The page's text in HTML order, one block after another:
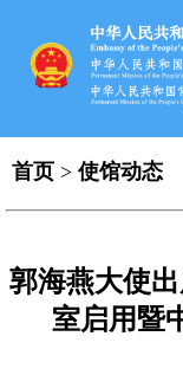
首页 > 使馆动态
郭海燕大使
室启用暨